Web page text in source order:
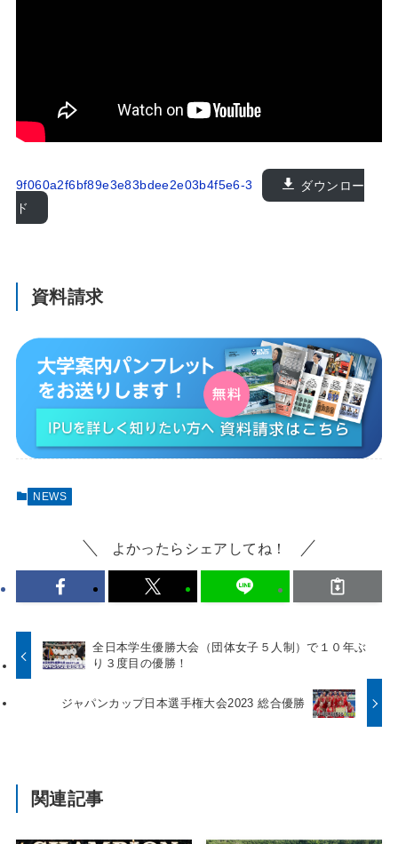
9f060a2f6bf89e3e83bdee2e03b4f5e6-3
ダウンロー
ド
資料請求
NEWS
よかったらシェアしてね！
全日本学生優勝大会（団体女子５人制）で１０年ぶ
り３度目の優勝！
ジャパンカップ日本選手権大会2023 総合優勝
関連記事